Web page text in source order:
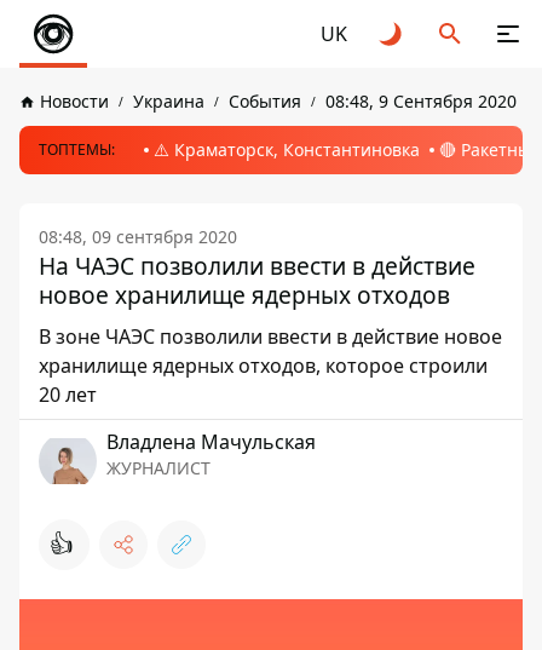
UK
Новости Украина События 08:48, 9 Сентября 2020
ТОПТЕМЫ: ⚠️ Краматорск, Константиновка 🔴
08:48, 09 сентября 2020
На ЧАЭС позволили ввести в действие
новое хранилище ядерных отходов
В зоне ЧАЭС позволили ввести в действие новое
хранилище ядерных отходов, которое строили
20 лет
Владлена Мачульская
ЖУРНАЛИСТ
👍